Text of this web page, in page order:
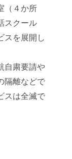
（４か所
スクール
スを展開し
自粛要請や
隔離などで
スは全滅で